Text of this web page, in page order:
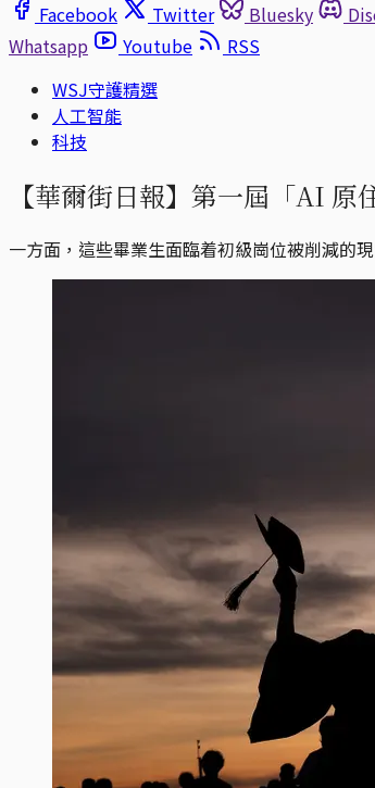
Facebook
Twitter Bluesky
Whatsapp
Youtube
RSS
WSJ守護精選
人工智能
科技
【華爾街日報】第一屆「AI
一方面，這些畢業生面臨着初級崗位被削減的